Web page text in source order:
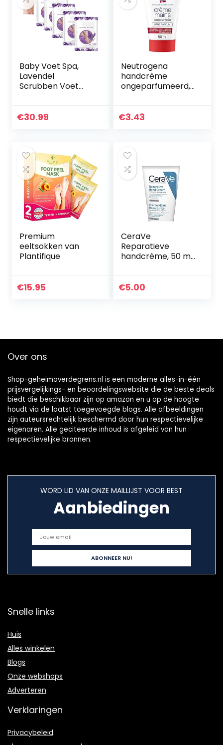
Baby Voet Spa,
Lavendel
Scrubben Voet
zachte huid, Peel
€30.99
Neutrogena
handcrème
ongeparfumeerd,
beschermende
€3.43
Premium
eeltsokken van
Plantifique
€15.95
CeraVe
Reparatieve
handcrème, 50 ml,
handen, met
€5.00
Over ons
Shop-geheimoverdegrens.nl is een moderne alles-in-één
prijsvergelijkings- en beoordelingswebsite die de beste deals
biedt die beschikbaar zijn op amazon en u op de hoogte
houdt via de laatst toegevoegde blogs. Alle afbeeldingen
zijn auteursrechtelijk beschermd door hun respectievelijke
eigenaren. Alle geciteerde inhoud is afgeleid van hun
respectievelijke bronnen.
WORD LID VAN ONZE MAILLIJST VOOR BEST
Aanbiedingen
Snelle links
Huis
Alles winkelen
Blogs
Onze webshops
Adverteren
Verklaringen
Privacybeleid